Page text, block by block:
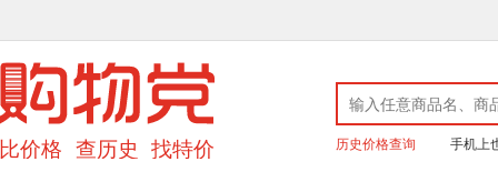
历史价格查询 手机上